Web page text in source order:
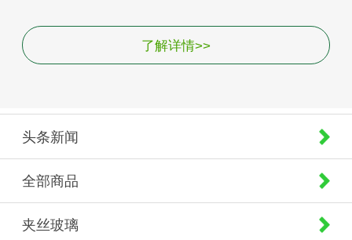
了解详情>>
头条新闻
全部商品
夹丝玻璃